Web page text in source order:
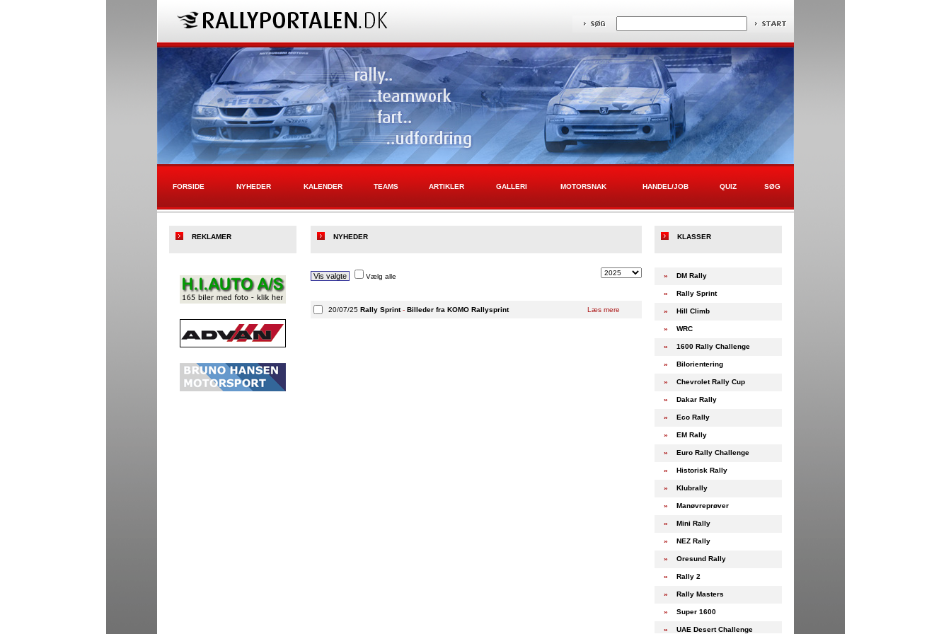
FORSIDE NYHEDER KALENDER TEAMS ARTIKLER GALLERI MOTORSNAK HANDEL/JOB QUIZ SØG
NYHEDER
Vælg alle
20/07/25 Rally Sprint- Billeder fra KOMO Rallysprint Læs mere
KLASSER
» DM Rally
» Rally Sprint
» Hill Climb
» WRC
» 1600 Rally Challenge
» Bilorientering
» Chevrolet Rally Cup
» Dakar Rally
» Eco Rally
» EM Rally
» Euro Rally Challenge
» Historisk Rally
» Klubrally
» Manøvreprøver
» Mini Rally
» NEZ Rally
» Oresund Rally
» Rally 2
» Rally Masters
» Super 1600
» UAE Desert Challenge
REKLAMER